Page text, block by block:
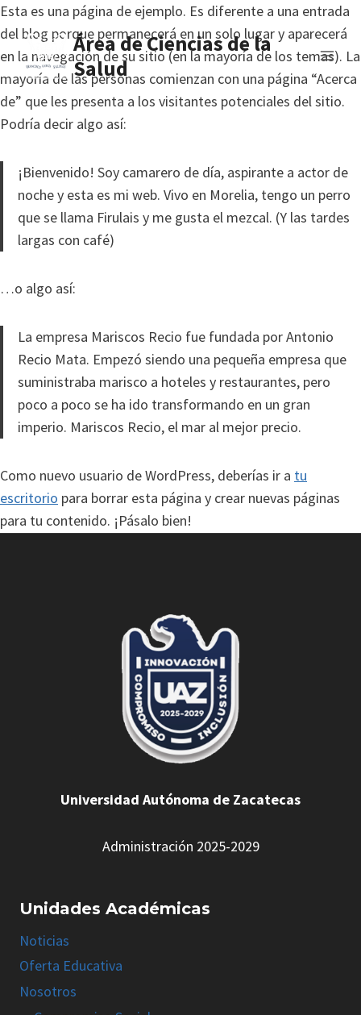
Skip
to
content
Área de Ciencias de la
Salud
Esta es una página de ejemplo. Es diferente a una entrada
del blog porque permanecerá en un solo lugar y aparecerá
en la navegación de su sitio (en la mayoría de los temas). La
mayoría de las personas comienzan con una página “Acerca
de” que les presenta a los visitantes potenciales del sitio.
Podría decir algo así:
¡Bienvenido! Soy camarero de día, aspirante a actor de
noche y esta es mi web. Vivo en Morelia, tengo un perro
que se llama Firulais y me gusta el mezcal. (Y las tardes
largas con café)
…o algo así:
La empresa Mariscos Recio fue fundada por Antonio
Recio Mata. Empezó siendo una pequeña empresa que
suministraba marisco a hoteles y restaurantes, pero
poco a poco se ha ido transformando en un gran
imperio. Mariscos Recio, el mar al mejor precio.
Como nuevo usuario de WordPress, deberías ir a tu
escritorio para borrar esta página y crear nuevas páginas
para tu contenido. ¡Pásalo bien!
Universidad Autónoma de Zacatecas
Administración 2025-2029
Unidades Académicas
Noticias
Oferta Educativa
Nosotros